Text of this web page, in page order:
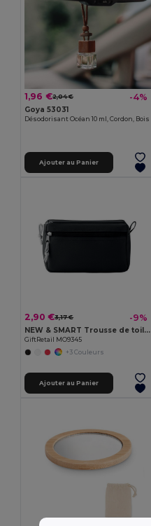
1,96 €2,04 € -4%
Goya 53031
Désodorisant Océan 10 ml, Cordon, Bois
Ajouter au Panier
2,90 €3,17 € -9%
NEW & SMART Trousse de toilette sans PVC
GiftRetail MO9345
+3 Couleurs
Ajouter au Panier